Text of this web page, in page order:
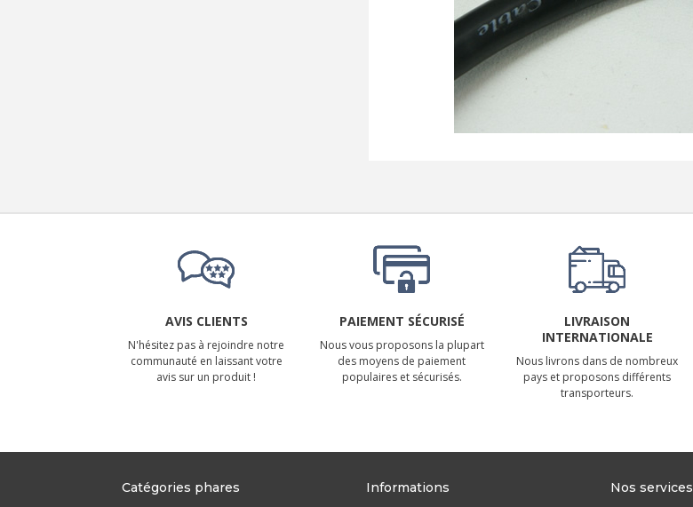
AVIS CLIENTS
N'hésitez pas à rejoindre notre
communauté en laissant votre
avis sur un produit !
PAIEMENT SÉCURISÉ
Nous vous proposons la plupart
des moyens de paiement
populaires et sécurisés.
LIVRAISON
INTERNATIONALE
Nous livrons dans de nombreux
pays et proposons différents
transporteurs.
Catégories phares Informations Nos services